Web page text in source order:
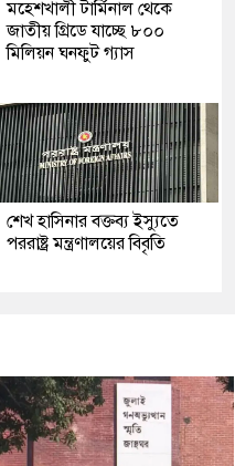
মহেশখালী টার্মিনাল থেকে
জাতীয় গ্রিডে যাচ্ছে ৮০০
মিলিয়ন ঘনফুট গ্যাস
শেখ হাসিনার বক্তব্য ইস্যুতে
পররাষ্ট্র মন্ত্রণালয়ের বিবৃতি